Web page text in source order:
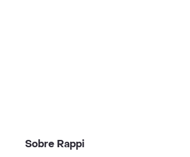
Sobre Rappi